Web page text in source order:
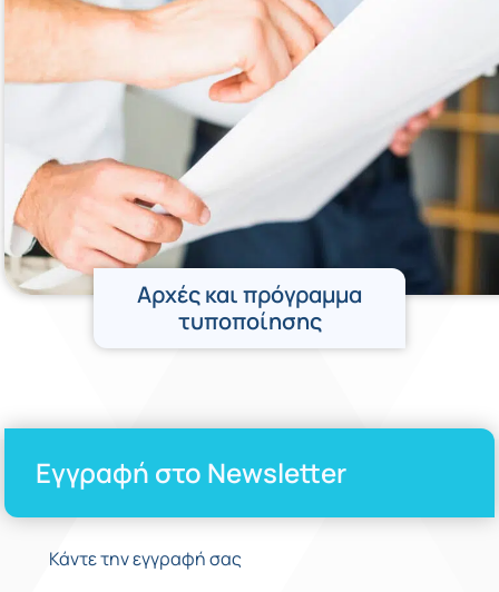
Αρχές και πρόγραμμα
τυποποίησης
Εγγραφή στο Newsletter
Κάντε την εγγραφή σας